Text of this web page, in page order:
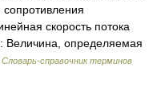
скорость потока
Величина, определяемая
Словарь-справочник терминов